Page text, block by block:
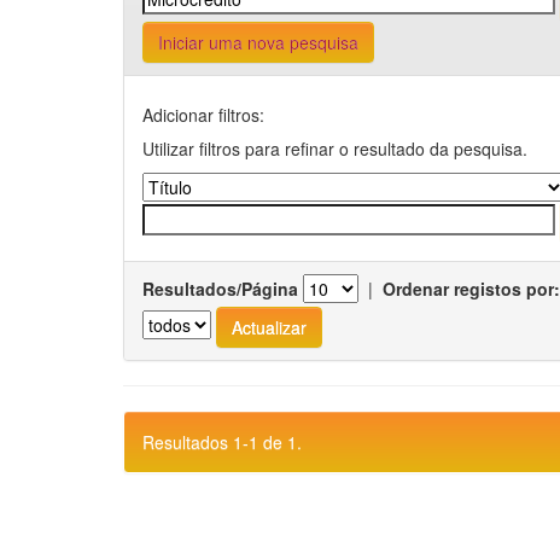
Iniciar uma nova pesquisa
Adicionar filtros:
Utilizar filtros para refinar o resultado da pesquisa.
Resultados/Página | Ordenar registos por:
Resultados 1-1 de 1.